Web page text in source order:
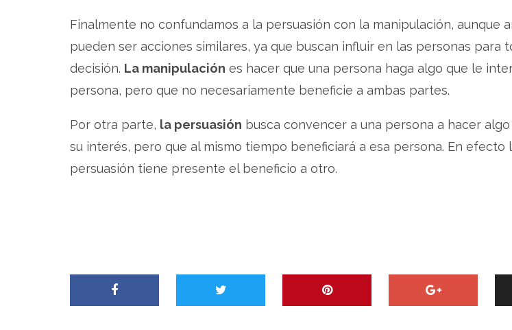
Finalmente no confundamos a la persuasión con la manipulación, aunque
pueden ser acciones similares, ya que buscan influir en las personas para
decisión. La manipulación es hacer que una persona haga algo que le
persona, pero que no necesariamente beneficie a ambas partes.
Por otra parte, la persuasión busca convencer a una persona a hacer
su interés, pero que al mismo tiempo beneficiará a esa persona. En efecto
persuasión tiene presente el beneficio a otro.